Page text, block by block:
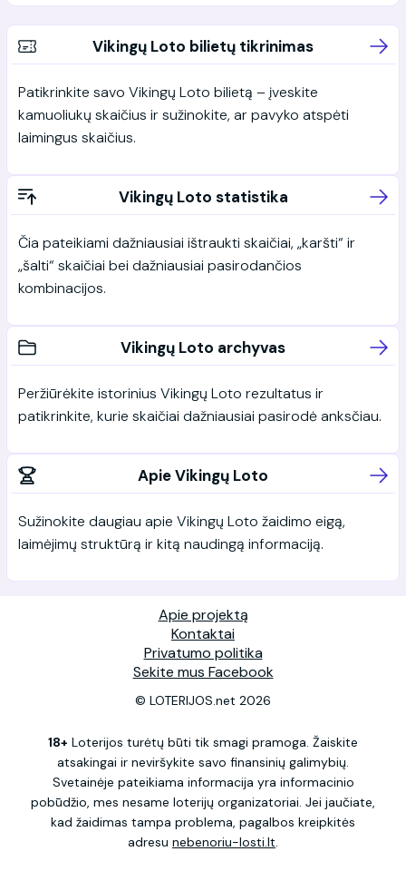
Vikingų Loto bilietų tikrinimas
Patikrinkite savo Vikingų Loto bilietą – įveskite
kamuoliukų skaičius ir sužinokite, ar pavyko atspėti
laimingus skaičius.
Vikingų Loto statistika
Čia pateikiami dažniausiai ištraukti skaičiai, „karšti“ ir
„šalti“ skaičiai bei dažniausiai pasirodančios
kombinacijos.
Vikingų Loto archyvas
Peržiūrėkite istorinius Vikingų Loto rezultatus ir
patikrinkite, kurie skaičiai dažniausiai pasirodė anksčiau.
Apie Vikingų Loto
Sužinokite daugiau apie Vikingų Loto žaidimo eigą,
laimėjimų struktūrą ir kitą naudingą informaciją.
Apie projektą
Kontaktai
Privatumo politika
Sekite mus Facebook
© LOTERIJOS.net 2026
18+ Loterijos turėtų būti tik smagi pramoga. Žaiskite
atsakingai ir neviršykite savo finansinių galimybių.
Svetainėje pateikiama informacija yra informacinio
pobūdžio, mes nesame loterijų organizatoriai. Jei jaučiate,
kad žaidimas tampa problema, pagalbos kreipkitės
adresu nebenoriu-losti.lt